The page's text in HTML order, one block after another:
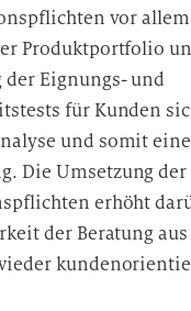
vor allem
Produktportfolio
Eignungs- und
für Kunden
und somit
Die Umsetzung der
erhöht
der Beratung